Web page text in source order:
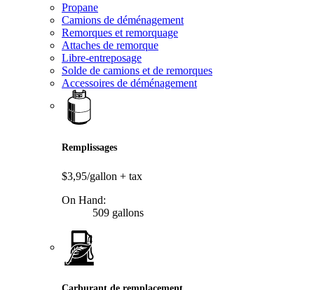
Propane
Camions de déménagement
Remorques et remorquage
Attaches de remorque
Libre-entreposage
Solde de camions et de remorques
Accessoires de déménagement
Remplissages
$3,95/gallon + tax
On Hand:
509 gallons